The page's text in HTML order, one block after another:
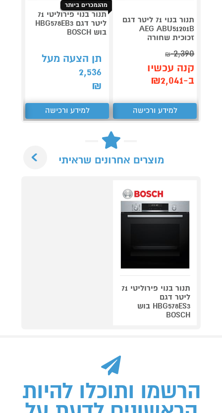
תנור בנוי 71 ליטר דגם
AEG ABU51201B
זכוכית שחורה
2,390
₪
קנה עכשיו
ב-₪2,041
למידע ורכישה
מהנמכרים ביותר
תנור בנוי פירוליטי 71
ליטר דגם HBG578EB3
בוש BOSCH
תן הצעה מעל
2,536
₪
למידע ורכישה
מוצרים אחרונים שראיתי
תנור בנוי פירוליטי 71
ליטר דגם
HBG578ES3 בוש
BOSCH
הרשמו ותוכלו להיות